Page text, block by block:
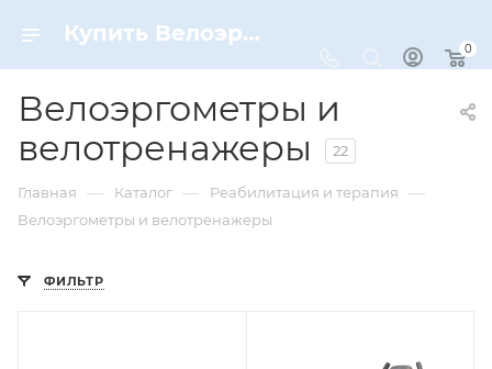
Купить Велоэргометры и велотренажеры по цене от 25 990 ₽ рублей в Москве с доставкой
0
Велоэргометры и
велотренажеры
22
Главная — Каталог — Реабилитация и терапия —
Велоэргометры и велотренажеры
ФИЛЬТР